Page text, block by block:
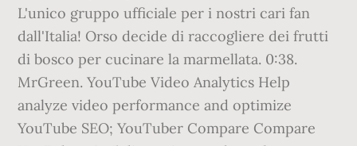
L'unico gruppo ufficiale per i nostri cari fan
dall'Italia! Orso decide di raccogliere dei frutti
di bosco per cucinare la marmellata. 0:38.
MrGreen. YouTube Video Analytics Help
analyze video performance and optimize
YouTube SEO; YouTuber Compare Compare